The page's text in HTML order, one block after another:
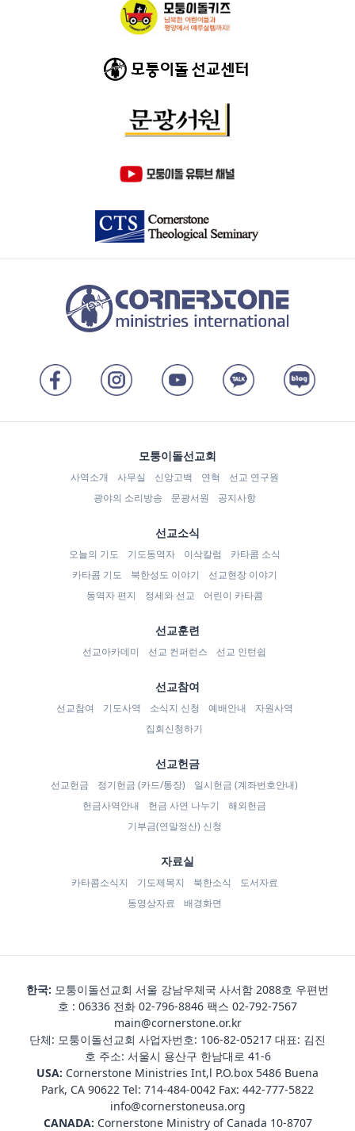
모퉁이돌선교회
사역소개 사무실 신앙고백 연혁
선교 연구원
광야의 소리방송
문광서원 공지사항
선교소식
오늘의 기도 기도동역자 이삭칼럼
카타콤 소식
카타콤 기도
북한성도 이야기
선교현장 이야기
동역자 편지
정세와 선교 어린이 카타콤
선교훈련
선교아카데미 선교 컨퍼런스 선교 인턴쉽
선교참여
선교참여 기도사역 소식지 신청 예배안내
자원사역
집회신청하기
선교헌금
선교헌금 정기헌금 (카드/통장)
일시헌금 (계좌번호안내)
헌금사역안내
헌금 사연 나누기
해외헌금
기부금(연말정산) 신청
자료실
카타콤소식지 기도제목지 북한소식
도서자료
동영상자료
배경화면
한국: 모퉁이돌선교회 서울 강남우체국 사서함 2088호 우편번
호 : 06336 전화 02-796-8846 팩스 02-792-7567
main@cornerstone.or.kr
단체: 모퉁이돌선교회 사업자번호: 106-82-05217 대표: 김진
호 주소: 서울시 용산구 한남대로 41-6
USA: Cornerstone Ministries Int,l P.O.box 5486 Buena
Park, CA 90622 Tel: 714-484-0042 Fax: 442-777-5822
info@cornerstoneusa.org
CANADA: Cornerstone Ministry of Canada 10-8707